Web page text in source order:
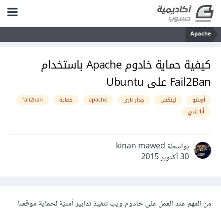
Apache
كيفية حماية خادوم Apache باستخدام
Fail2Ban على Ubuntu
أوبنتو لينكس جدار ناري apache حماية
fail2ban
أباتشي
بواسطة kinan mawed
30 أكتوبر 2015
من المهم عند العمل على خادوم ويب تنفيذ تدابير أمنيّة لحماية موقعنا